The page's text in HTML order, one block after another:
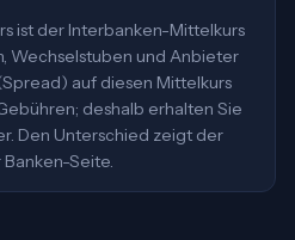
ist der Interbanken-Mittelkurs
Wechselstuben und Anbieter
auf diesen Mittelkurs
deshalb erhalten Sie
Den Unterschied zeigt der
Seite.